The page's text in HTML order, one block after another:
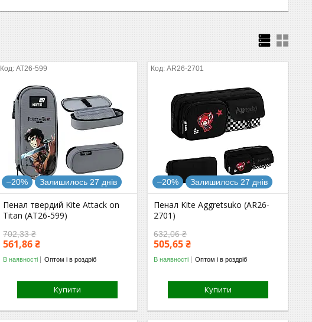
AT26-599
–20% Залишилось 27 днів
Пенал твердий Kite Attack on
Titan (AT26-599)
702,33 ₴
561,86 ₴
В наявності Оптом і в роздріб
Купити
AR26-2701
–20% Залишилось 27 днів
Пенал Kite Aggretsuko (AR26-
2701)
632,06 ₴
505,65 ₴
В наявності Оптом і в роздріб
Купити